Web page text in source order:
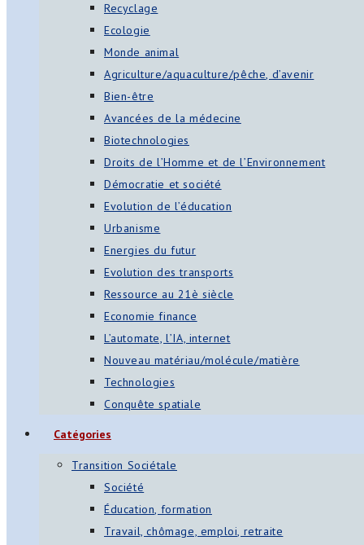
Recyclage
Ecologie
Monde animal
Agriculture/aquaculture/pêche, d’avenir
Bien-être
Avancées de la médecine
Biotechnologies
Droits de l’Homme et de l’Environnement
Démocratie et société
Evolution de l’éducation
Urbanisme
Energies du futur
Evolution des transports
Ressource au 21è siècle
Economie finance
L’automate, l’IA, internet
Nouveau matériau/molécule/matière
Technologies
Conquête spatiale
Catégories
Transition Sociétale
Société
Éducation, formation
Travail, chômage, emploi, retraite